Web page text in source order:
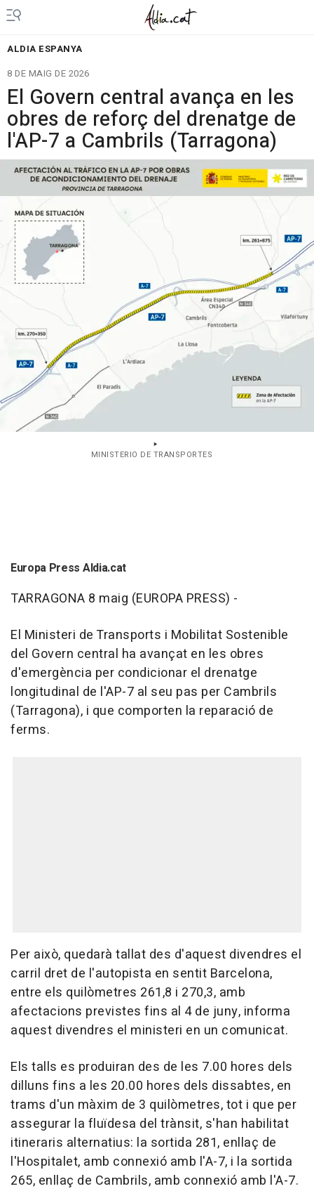
ALDIA ESPANYA
8 DE MAIG DE 2026
El Govern central avança en les
obres de reforç del drenatge de
l'AP-7 a Cambrils (Tarragona)
MINISTERIO DE TRANSPORTES
Europa Press Aldia.cat
TARRAGONA 8 maig (EUROPA PRESS) -
El Ministeri de Transports i Mobilitat Sostenible
del Govern central ha avançat en les obres
d'emergència per condicionar el drenatge
longitudinal de l'AP-7 al seu pas per Cambrils
(Tarragona), i que comporten la reparació de
ferms.
Per això, quedarà tallat des d'aquest divendres el
carril dret de l'autopista en sentit Barcelona,
entre els quilòmetres 261,8 i 270,3, amb
afectacions previstes fins al 4 de juny, informa
aquest divendres el ministeri en un comunicat.
Els talls es produiran des de les 7.00 hores dels
dilluns fins a les 20.00 hores dels dissabtes, en
trams d'un màxim de 3 quilòmetres, tot i que per
assegurar la fluïdesa del trànsit, s'han habilitat
itineraris alternatius: la sortida 281, enllaç de
l'Hospitalet, amb connexió amb l'A-7, i la sortida
265, enllaç de Cambrils, amb connexió amb l'A-7.